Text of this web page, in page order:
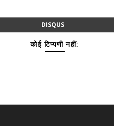
DISQUS
कोई टिप्पणी नहीं: